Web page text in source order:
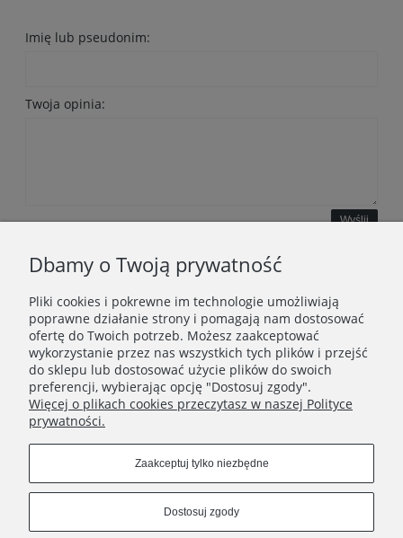
Imię lub pseudonim:
Twoja opinia:
Wyślij
WAŻNE INFORMACJE
POLECANE STRONY
Dbamy o Twoją prywatność
Pliki cookies i pokrewne im technologie umożliwiają
poprawne działanie strony i pomagają nam dostosować
ofertę do Twoich potrzeb. Możesz zaakceptować
wykorzystanie przez nas wszystkich tych plików i przejść
do sklepu lub dostosować użycie plików do swoich
preferencji, wybierając opcję "Dostosuj zgody".
Więcej o plikach cookies przeczytasz w naszej Polityce
prywatności.
Zaakceptuj tylko niezbędne
Dostosuj zgody